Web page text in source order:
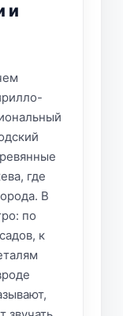
и
где
В
по
к